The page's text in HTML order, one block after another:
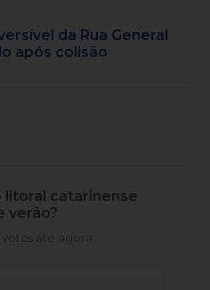
da Rua General
após colisão
litoral catarinense
verão?
votos até agora